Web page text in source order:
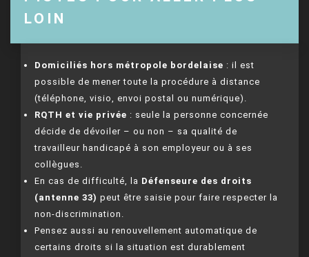
LOIN
Domiciliés hors métropole bordelaise : il est
possible de mener toute la procédure à distance
(téléphone, visio, envoi postal ou numérique).
RQTH et vie privée : seule la personne concernée
décide de dévoiler – ou non – sa qualité de
travailleur handicapé à son employeur ou à ses
collègues.
En cas de difficulté, la Défenseure des droits
(antenne 33) peut être saisie pour faire respecter la
non-discrimination.
Pensez aussi au renouvellement automatique de
certains droits si la situation est durablement